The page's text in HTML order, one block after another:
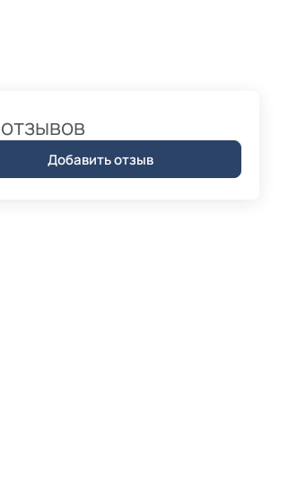
Добавить отзыв